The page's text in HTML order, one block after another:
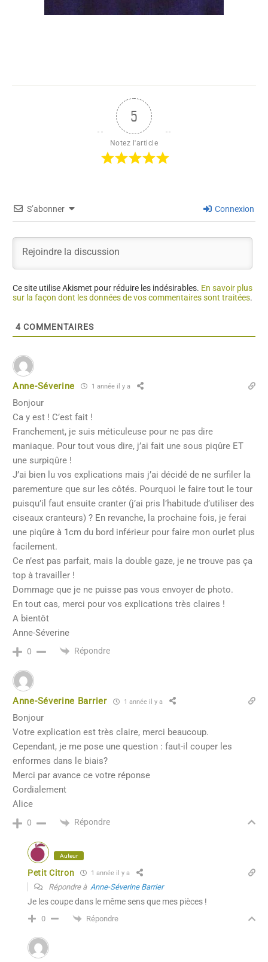
5
Notez l'article
S’abonner Connexion
Ce site utilise Akismet pour réduire les indésirables. En savoir plus
sur la façon dont les données de vos commentaires sont traitées.
4 COMMENTAIRES
Anne-Séverine 1 année il y a
Bonjour
Ca y est ! C’est fait !
Franchement, je suis méticuleuse pour ne pas dire
maniaque. Pour tout vous dire, j’ai fait une sous piqûre ET
une surpiqûre !
J’ai bien lu vos explications mais j’ai décidé de ne surfiler la
parementure que sur les côtés. Pourquoi le faire tout le tour
puisqu’il faut ensuite cranter (j’ai pris l’habitude d’utiliser des
ciseaux cranteurs) ? En revanche, la prochaine fois, je ferai
une piqûre à 1cm du bord inférieur pour faire mon ourlet plus
facilement.
Ce n’est pas parfait, mais la double gaze, je ne trouve pas ça
top à travailler !
Dommage que je ne puisse pas vous envoyer de photo.
En tout cas, merci pour vos explications très claires !
A bientôt
Anne-Séverine
0 Répondre
Anne-Séverine Barrier 1 année il y a
Bonjour
Votre explication est très claire, merci beaucoup.
Cependant, je me pose une question : faut-il couper les
enformes dans le biais?
Merci par avance ce votre réponse
Cordialement
Alice
0 Répondre
Auteur
Petit Citron 1 année il y a
Répondre à Anne-Séverine Barrier
Je les coupe dans le même sens que mes pièces !
0 Répondre